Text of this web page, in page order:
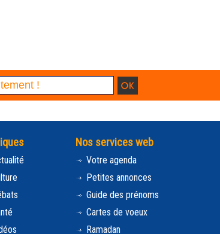
Nos services web
Votre agenda
Petites annonces
Guide des prénoms
Cartes de voeux
Ramadan